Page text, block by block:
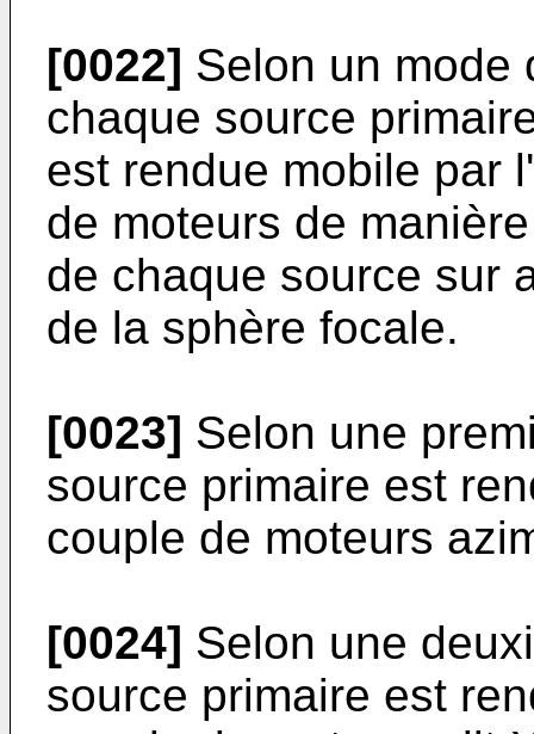
[0022] Selon un mode
chaque source
est rendue mobile par
de moteurs de
de chaque source sur
de la sphère focale.
[0023] Selon une
source primaire est
couple de moteurs
[0024] Selon une
source primaire est